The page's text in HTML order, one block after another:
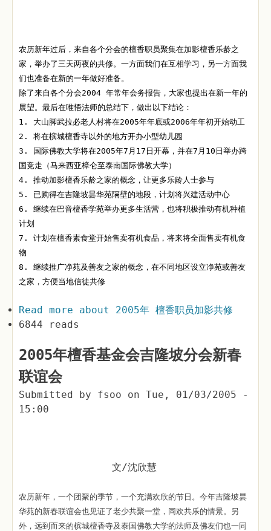
农历新年过后，来自各个分会的檀香职员聚集在加影檀香乐龄之
家，举办了三天两夜的共修。一方面我们在互相学习，另一方面我
们也准备在新的一年做好准备。
除了来自各个分会2004 年常年会务报告，大家也提出在新一年的
展望。最后在唯悟法师的总结下，做出以下结论：
1. 大山脚武拉必老人村将在2005年年底或2006年年初开始动工
2. 将在槟城檀香寺以外的地方开办小型幼儿园
3. 国际佛教大学将在2005年7月17日开幕，并在7月10日举办跨
国竞走（马来西亚樟仑至泰南国际佛教大学）
4. 推动加影檀香乐龄之家的概念，让更多乐龄人士参与
5. 已购得在吉隆坡昙华苑隔壁的地段，计划将兴建活动中心
6. 继续在巴音檀香学苑举办更多生活营，也将积极推动有机种植
计划
7. 计划在檀香素食堂开始售卖有机食品，将来将全面售卖有机食
物
8. 继续推广净苑及善友之家的概念，在不同地区设立净苑或善友
之家，方便当地信徒共修
Read more about 2005年 檀香职员加影共修
6844 reads
2005年檀香基金会吉隆坡分会新春
联谊会
Submitted by fsoo on Tue, 01/03/2005 -
15:00
文/沈欣慧
农历新年，一个团聚的季节，一个充满欢欣的节日。今年吉隆坡昙
华苑的新春联谊会也见证了老少共聚一堂，同欢共乐的情景。另
外，远到而来的槟城檀香寺及泰国佛教大学的法师及佛友们也一同